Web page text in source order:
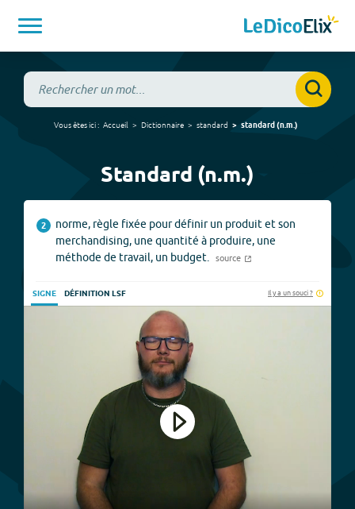
Vous êtes ici : Accueil Dictionnaire standard standard(n.m.)
Standard (n.m.)
2
norme, règle fixée pour définir un produit et son
merchandising, une quantité à produire, une
méthode de travail, un budget.
source
SIGNE DÉFINITION LSF Il y a un souci ?
Play